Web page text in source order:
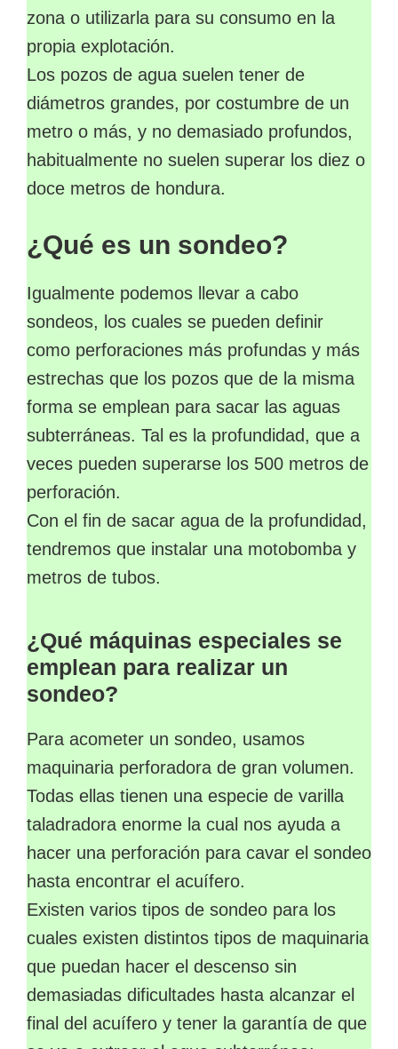
zona o utilizarla para su consumo en la
propia explotación.
Los pozos de agua suelen tener de
diámetros grandes, por costumbre de un
metro o más, y no demasiado profundos,
habitualmente no suelen superar los diez o
doce metros de hondura.
¿Qué es un sondeo?
Igualmente podemos llevar a cabo
sondeos, los cuales se pueden definir
como perforaciones más profundas y más
estrechas que los pozos que de la misma
forma se emplean para sacar las aguas
subterráneas. Tal es la profundidad, que a
veces pueden superarse los 500 metros de
perforación.
Con el fin de sacar agua de la profundidad,
tendremos que instalar una motobomba y
metros de tubos.
¿Qué máquinas especiales se
emplean para realizar un
sondeo?
Para acometer un sondeo, usamos
maquinaria perforadora de gran volumen.
Todas ellas tienen una especie de varilla
taladradora enorme la cual nos ayuda a
hacer una perforación para cavar el sondeo
hasta encontrar el acuífero.
Existen varios tipos de sondeo para los
cuales existen distintos tipos de maquinaria
que puedan hacer el descenso sin
demasiadas dificultades hasta alcanzar el
final del acuífero y tener la garantía de que